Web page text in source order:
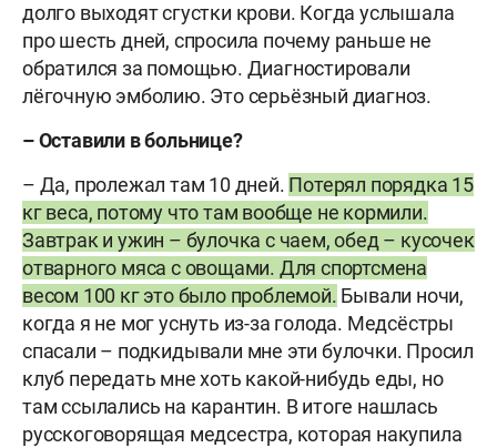
долго выходят сгустки крови. Когда услышала
про шесть дней, спросила почему раньше не
обратился за помощью. Диагностировали
лёгочную эмболию. Это серьёзный диагноз.
– Оставили в больнице?
– Да, пролежал там 10 дней. Потерял порядка 15
кг веса, потому что там вообще не кормили.
Завтрак и ужин – булочка с чаем, обед – кусочек
отварного мяса с овощами. Для спортсмена
весом 100 кг это было проблемой. Бывали ночи,
когда я не мог уснуть из-за голода. Медсёстры
спасали – подкидывали мне эти булочки. Просил
клуб передать мне хоть какой-нибудь еды, но
там ссылались на карантин. В итоге нашлась
русскоговорящая медсестра, которая накупила